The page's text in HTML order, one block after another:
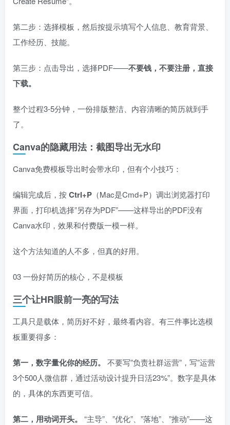
第二步：选择模板，然后按提示填写个人信息、教育背景、
工作经历、技能。
第三步：点击导出，选择PDF——不要钱，不要注册，直接
下载。
整个过程3-5分钟，一份排版整洁、内容清晰的简历就到手
了。
Canva的隐藏用法：截图导出无水印
Canva免费模板导出时会带水印，但有个小技巧：
编辑完成后，按Ctrl+P （Mac是Cmd+P）调出浏览器打印
界面，打印机选择”另存为PDF”——这样导出的PDF没有
Canva水印，效果和付费版一模一样。
这个方法知道的人不多，但真的好用。
03 一份好简历的核心，不是模板
三个让HR眼前一亮的写法
工具只是载体，简历好不好，最终看内容。有三件事比选模
板重要得多：
第一，数字量化你的经历。
不要写”负责社群运营”，写”运营
3个500人微信群，通过活动设计提升日活23%”。数字是具体
的，具体的东西更可信。
第二，用动词开头。
“主导”、”优化”、”落地”、”推动”——这